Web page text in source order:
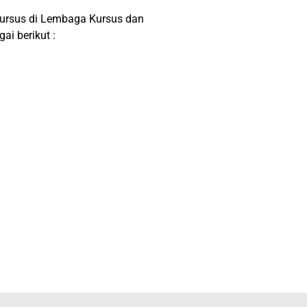
di Lembaga Kursus dan
berikut :